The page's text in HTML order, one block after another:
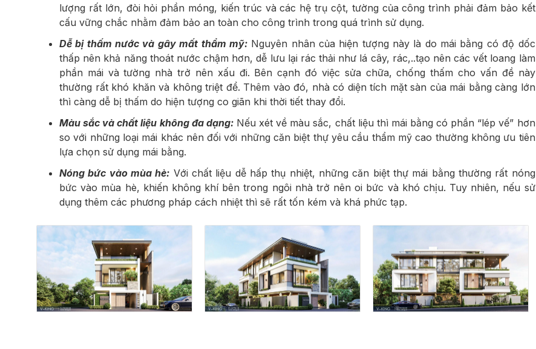
lượng rất lớn, đòi hỏi phần móng, kiến trúc và các hệ trụ cột, tường của công trình phải đảm bảo kết
cấu vững chắc nhằm đảm bảo an toàn cho công trình trong quá trình sử dụng.
Dễ bị thấm nước và gây mất thẩm mỹ:Nguyên nhân của hiện tượng này là do mái bằng có độ dốc
thấp nên khả năng thoát nước chậm hơn, dễ lưu lại rác thải như lá cây, rác,..tạo nên các vết loang làm
phần mái và tường nhà trở nên xấu đi. Bên cạnh đó việc sửa chữa, chống thấm cho vấn đề này
thường rất khó khăn và không triệt để. Thêm vào đó, nhà có diện tích mặt sàn của mái bằng càng lớn
thì càng dễ bị thấm do hiện tượng co giãn khi thời tiết thay đổi.
Màu sắc và chất liệu không đa dạng:Nếu xét về màu sắc, chất liệu thì mái bằng có phần “lép vế” hơn
so với những loại mái khác nên đối với những căn biệt thự yêu cầu thẩm mỹ cao thường không ưu tiên
lựa chọn sử dụng mái bằng.
Nóng bức vào mùa hè: Với chất liệu dễ hấp thụ nhiệt, những căn biệt thự mái bằng thường rất nóng
bức vào mùa hè, khiến không khí bên trong ngôi nhà trở nên oi bức và khó chịu. Tuy nhiên, nếu sử
dụng thêm các phương pháp cách nhiệt thì sẽ rất tốn kém và khá phức tạp.